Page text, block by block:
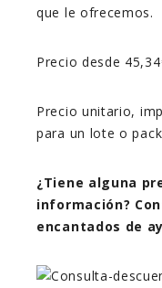
que le ofrecemos.
Precio desde
Precio unitario,
para un lote o
¿Tiene alguna
información?
encantados de